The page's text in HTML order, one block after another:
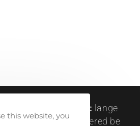
visit address: lange
26, antwerp | registered be
this website, you